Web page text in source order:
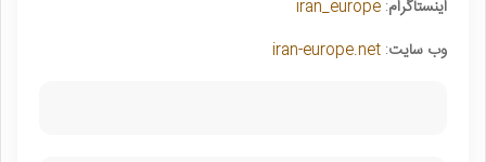
اینستاگرام:
iran_europe
وب سایت:
iran-europe.net